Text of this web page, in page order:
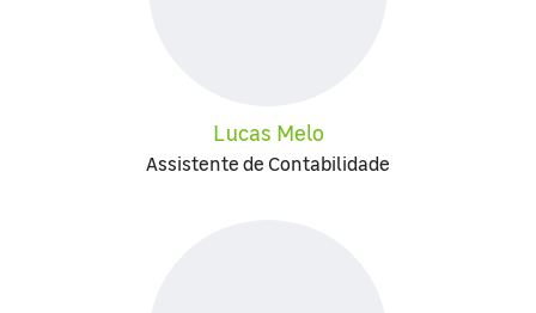
Lucas Melo
Assistente de Contabilidade